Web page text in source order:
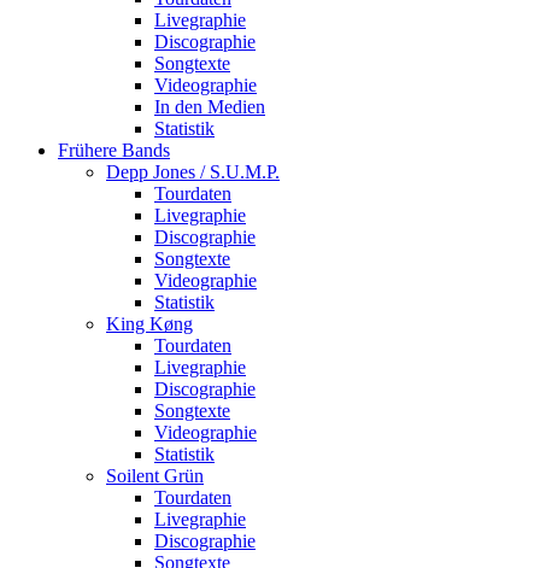
Livegraphie
Discographie
Songtexte
Videographie
In den Medien
Statistik
Frühere Bands
Depp Jones / S.U.M.P.
Tourdaten
Livegraphie
Discographie
Songtexte
Videographie
Statistik
King Køng
Tourdaten
Livegraphie
Discographie
Songtexte
Videographie
Statistik
Soilent Grün
Tourdaten
Livegraphie
Discographie
Songtexte